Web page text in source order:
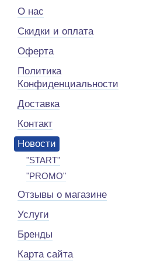
О нас
Скидки и оплата
Оферта
Политика
Конфиденциальности
Доставка
Контакт
Новости
"START"
"PROMO"
Отзывы о магазине
Услуги
Бренды
Карта сайта